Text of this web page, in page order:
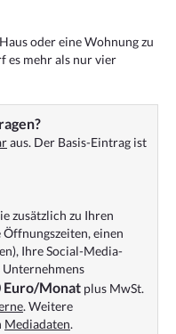
oder eine Wohnung zu
es mehr als nur vier
aus. Der Basis-Eintrag ist
zusätzlich zu Ihren
einen
Ihre Social-Media-
Unternehmens
Euro/Monat plus MwSt.
. Weitere
Mediadaten.